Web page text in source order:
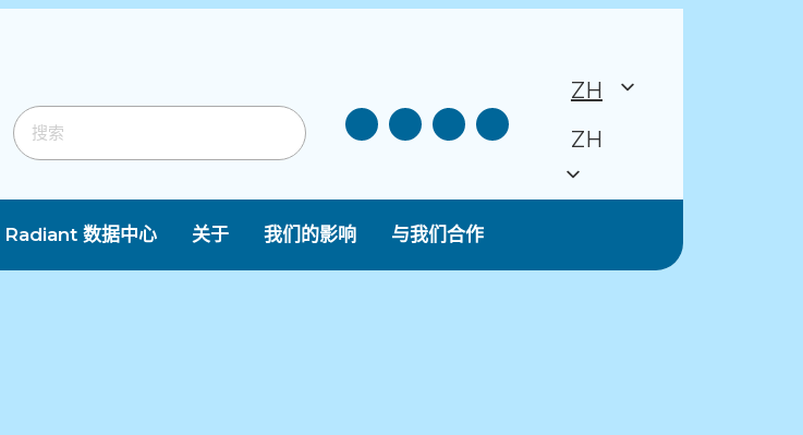
ZH
ZH
Radiant 数据中心 关于 我们的影响 与我们合作